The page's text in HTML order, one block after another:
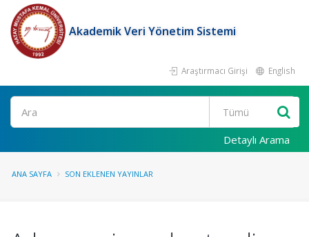
Akademik Veri Yönetim Sistemi
Araştırmacı Girişi English
Ara
Detaylı Arama
ANA SAYFA SON EKLENEN YAYINLAR